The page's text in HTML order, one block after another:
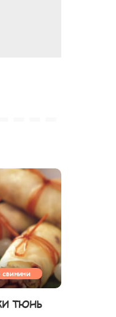
свинини
ТЮНЬ